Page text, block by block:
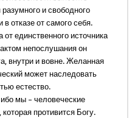
и свободного
отказе от самого себя.
единственного источника
непослушания он
внутри и вовне. Желанная
может наследовать
естество.
мы – человеческие
противится Богу.